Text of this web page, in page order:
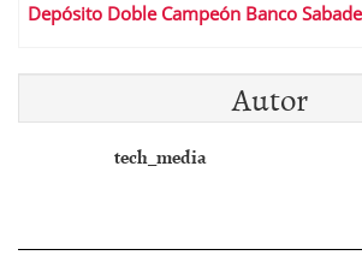
Depósito Doble Campeón Banco
Autor
tech_media